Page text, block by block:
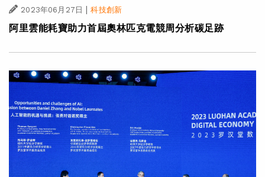
2023年06月27日 | 科技創新
阿里雲能耗寶助力首屆奧林匹克電競周分析碳足跡